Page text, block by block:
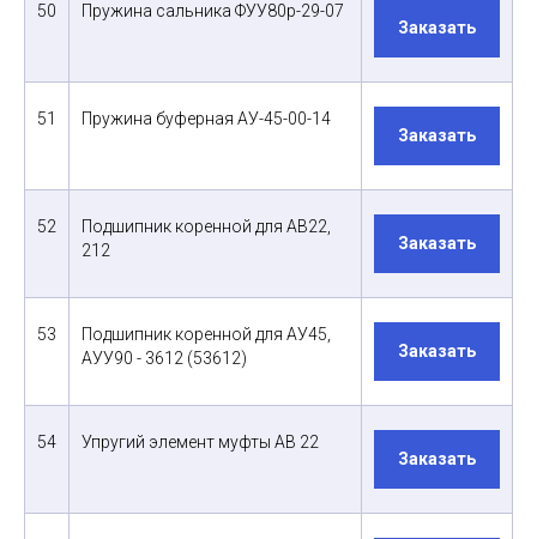
50
Пружина сальника ФУУ80р-29-07
Заказать
51
Пружина буферная АУ-45-00-14
Заказать
52
Подшипник коренной для АВ22,
212
Заказать
53
Подшипник коренной для АУ45,
АУУ90 - 3612 (53612)
Заказать
54
Упругий элемент муфты АВ 22
Заказать